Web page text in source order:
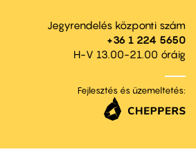
Jegyrendelés központi szám
+36 1 224 5650
H-V 13.00-21.00 óráig
Fejlesztés és üzemeltetés: